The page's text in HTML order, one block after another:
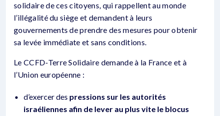
solidaire de ces citoyens, qui rappellent au monde
l’illégalité du siège et demandent à leurs
gouvernements de prendre des mesures pour obtenir
sa levée immédiate et sans conditions.
Le CCFD-Terre Solidaire demande à la France et à
l’Union européenne :
d’exercer des pressions sur les autorités
israéliennes afin de lever au plus vite le blocus